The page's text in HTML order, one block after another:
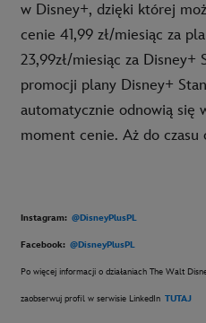
w Disney+, dzięki której
cenie 41,99 zł/miesiąc za
23,99zł/miesiąc za Disney+
promocji plany Disney+
automatycznie odnowią się
moment cenie. Aż do czasu
Instagram: @DisneyPlusPL
Facebook: @DisneyPlusPL
Po więcej informacji o działaniach The Walt
zaobserwuj profil w serwisie LinkedIn TUTAJ